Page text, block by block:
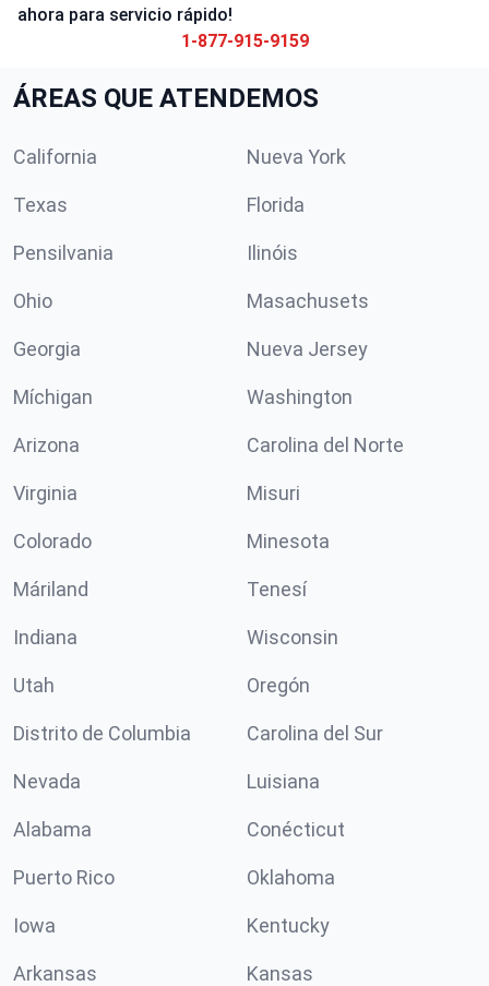
ahora para servicio rápido!
1-877-915-9159
ÁREAS QUE ATENDEMOS
California Nueva York
Texas Florida
Pensilvania Ilinóis
Ohio Masachusets
Georgia Nueva Jersey
Míchigan Washington
Arizona Carolina del Norte
Virginia Misuri
Colorado Minesota
Máriland Tenesí
Indiana Wisconsin
Utah Oregón
Distrito de Columbia Carolina del Sur
Nevada Luisiana
Alabama Conécticut
Puerto Rico Oklahoma
Iowa Kentucky
Arkansas Kansas